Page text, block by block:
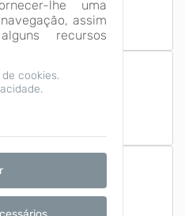
lhe uma
assim
recursos
cookies.
de Acessos
Atualização
08/2026